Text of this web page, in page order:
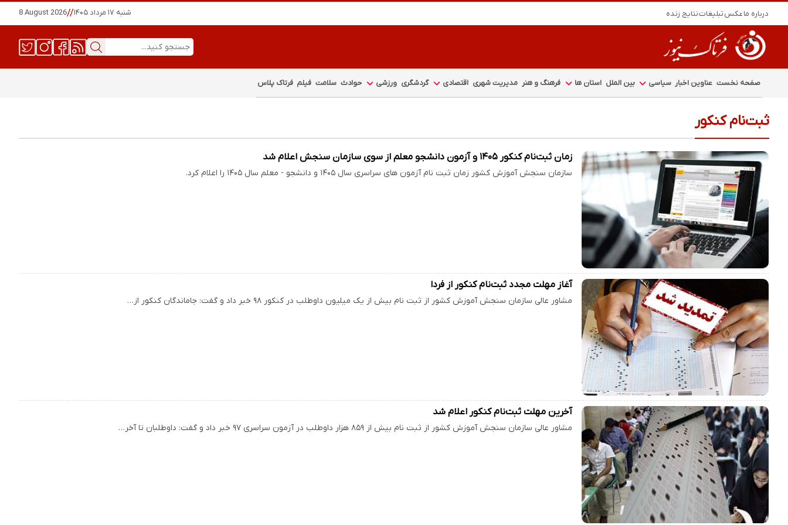
درباره ماعکستبلیغاتنتایج زنده شنبه ۱۷ مرداد ۱۴۰۵ //
8 August 2026
صفحه نخست عناوین اخبار سیاسی بین الملل استان ها فرهنگ و هنر مدیریت شهری اقتصادی گردشگری ورزشی حوادث سلامت فیلم فرتاک پلاس
ثبت‌نام کنکور
زمان ثبت‌نام کنکور ۱۴۰۵ و آزمون دانشجو معلم از سوی سازمان سنجش اعلام شد
سازمان سنجش آموزش کشور زمان ثبت نام آزمون های سراسری سال ۱۴۰۵ و دانشجو - معلم سال ۱۴۰۵ را اعلام کرد.
آغاز مهلت مجدد ثبت‌نام کنکور از فردا
مشاور عالی سازمان سنجش آموزش کشور از ثبت نام بیش از یک میلیون داوطلب در کنکور ۹۸ خبر داد و گفت: جاماندگان کنکور از…
آخرین مهلت‌ ثبت‌نام کنکور اعلام شد
مشاور عالی سازمان سنجش آموزش کشور از ثبت نام بیش از ۸۵۹ هزار داوطلب در آزمون سراسری ۹۷ خبر داد و گفت: داوطلبان تا آخر…